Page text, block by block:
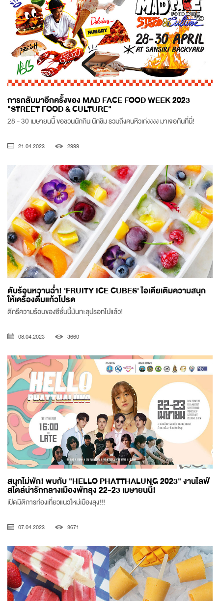
การกลับมาอีกครั้งของ MAD FACE FOOD WEEK 2023
"STREET FOOD & CULTURE"
28 - 30 เมษายนนี้ ขอชวนนักกิน นักชิม รวมถึงคนหิวเก่งงงง มาเจอกันที่นี่!
21.04.2023 2999
ดับร้อนหวานฉ่ำ! 'FRUITY ICE CUBES' ไอเดียเติมความสนุก
ให้เครื่องดื่มแก้วโปรด
ดีกรีความร้อนของซีซั่นนี้มันทะลุปรอทไปแล้ว!
08.04.2023 3660
สนุกไม่พัก! พบกับ "HELLO PHATTHALUNG 2023" งานไลฟ์
สไตล์น่ารักกลางเมืองพัทลุง 22-23 เมษายนนี้!
เปิดมิติการท่องเที่ยวแนวใหม่เมืองลุง!!!
07.04.2023 3671